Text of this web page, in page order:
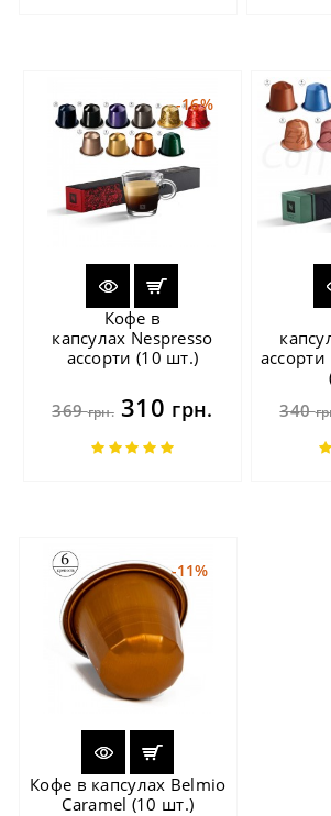
-16%
Кофе в
капсулах Nespresso
ассорти (10 шт.)
369грн.310 грн.
340
-11%
Кофе в капсулах Belmio
Caramel (10 шт.)